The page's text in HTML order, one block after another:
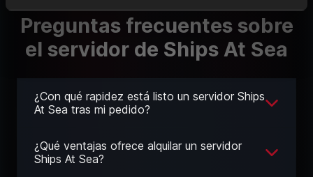
Preguntas frecuentes sobre
el servidor de Ships At Sea
¿Con qué rapidez está listo un servidor Ships
At Sea tras mi pedido?
¿Qué ventajas ofrece alquilar un servidor
Ships At Sea?